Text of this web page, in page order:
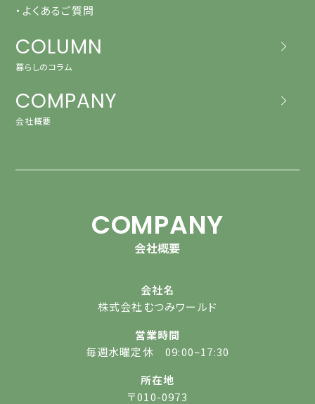
・よくあるご質問
COLUMN
暮らしのコラム
COMPANY
会社概要
COMPANY
会社概要
会社名
株式会社むつみワールド
営業時間
毎週水曜定休 09:00~17:30
所在地
〒010-0973